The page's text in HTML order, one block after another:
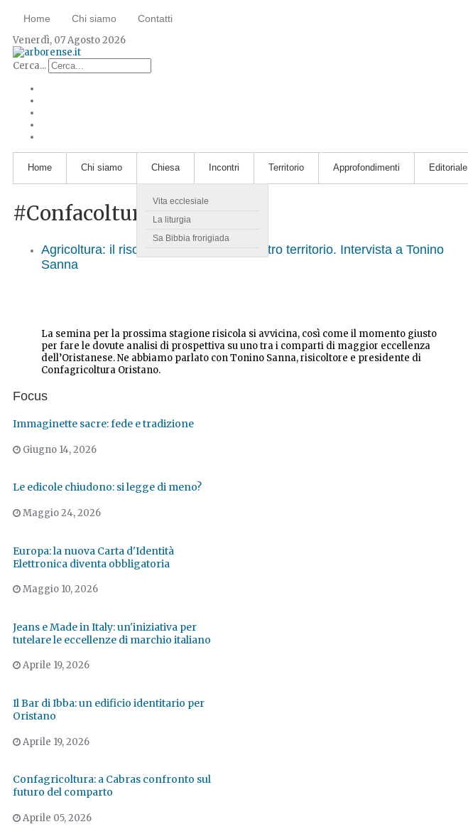
Home Chi siamo Contatti
Venerdì, 07 Agosto 2026
Cerca...
Home Chi siamo Chiesa
Vita ecclesiale
La liturgia
Sa Bibbia frorigiada
Incontri Territorio Approfondimenti Editoriale
#ConfacolturaOristano
Agricoltura: il riso, un'eccellenza del nostro territorio. Intervista a Tonino
Sanna
La semina per la prossima stagione risicola si avvicina, così come il momento giusto
per fare le dovute analisi di prospettiva su uno tra i comparti di maggior eccellenza
dell’Oristanese. Ne abbiamo parlato con Tonino Sanna, risicoltore e presidente di
Confagricoltura Oristano.
Focus
Immaginette sacre: fede e tradizione
Giugno 14, 2026
Le edicole chiudono: si legge di meno?
Maggio 24, 2026
Europa: la nuova Carta d'Identità
Elettronica diventa obbligatoria
Maggio 10, 2026
Jeans e Made in Italy: un'iniziativa per
tutelare le eccellenze di marchio italiano
Aprile 19, 2026
Il Bar di Ibba: un edificio identitario per
Oristano
Aprile 19, 2026
Confagricoltura: a Cabras confronto sul
futuro del comparto
Aprile 05, 2026